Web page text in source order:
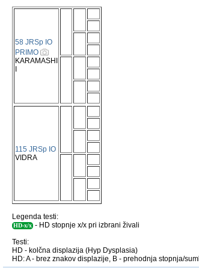
58 JRSp IO
PRIMO
KARAMASHI
115 JRSp IO
VIDRA
Legenda testi:
HD-x/x - HD stopnje x/x pri izbrani živali
Testi:
HD - kolčna displazija (Hyp Dysplasia)
HD: A - brez znakov displazije, B - prehodnja stopnja/